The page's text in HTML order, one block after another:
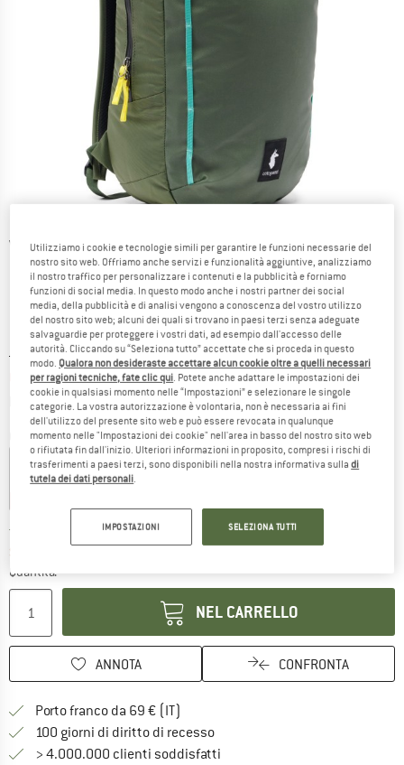
Viste dettagliate
Prezzo originale :
149,95€
Prezzo:
62,98€ incl. IVA
più Spese di spedizioneInformazioni sui costi di spedizione. Si apre in
Colore:Spruce
Tempi di consegna: 3-5 giorni lavorativi
Il link si apre in una casella
Soltanto uno in magazzino!
Quantità:
NEL CARRELLO
ANNOTA CONFRONTA
Porto franco da 69 € (IT)
100 giorni di diritto di recessoVai alla politica di recesso qui
> 4.000.000 clienti soddisfatti
Utilizziamo i cookie e tecnologie simili per garantire le funzioni necessarie del
nostro sito web. Offriamo anche servizi e funzionalità aggiuntive, analizziamo
il nostro traffico per personalizzare i contenuti e la pubblicità e forniamo
funzioni di social media. In questo modo anche i nostri partner dei social
media, della pubblicità e di analisi vengono a conoscenza del vostro utilizzo
del nostro sito web; alcuni dei quali si trovano in paesi terzi senza adeguate
salvaguardie per proteggere i vostri dati, ad esempio dall'accesso delle
autorità. Cliccando su “Seleziona tutto” accettate che si proceda in questo
modo. Qualora non desideraste accettare alcun cookie oltre a quelli necessari
per ragioni tecniche, fate clic qui . Potete anche adattare le impostazioni dei
cookie in qualsiasi momento nelle “Impostazioni” e selezionare le singole
categorie. La vostra autorizzazione è volontaria, non è necessaria ai fini
dell'utilizzo del presente sito web e può essere revocata in qualunque
momento nelle "Impostazioni dei cookie" nell'area in basso del nostro sito web
o rifiutata fin dall'inizio. Ulteriori informazioni in proposito, compresi i rischi di
trasferimenti a paesi terzi, sono disponibili nella nostra informativa sulladi
tutela dei dati personali
IMPOSTAZIONI SELEZIONA TUTTI